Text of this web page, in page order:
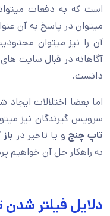
است که به دفعات
میتوان در پاسخ به آن
آن را نیز میتوان
آگاهانه در قبال سایت
دانست.
اما بعضا اختلالات
سرویس گیرندگان نیز
تاپ چنج و یا تاخیر در
به راهکار حل آن خواهیم
دلایل فیلتر